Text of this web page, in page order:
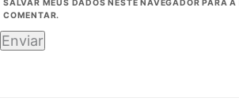
SALVAR MEUS DADOS NESTE NAVEGADOR PARA A
COMENTAR.